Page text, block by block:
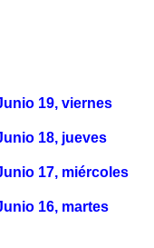
19, viernes
18, jueves
17, miércoles
16, martes